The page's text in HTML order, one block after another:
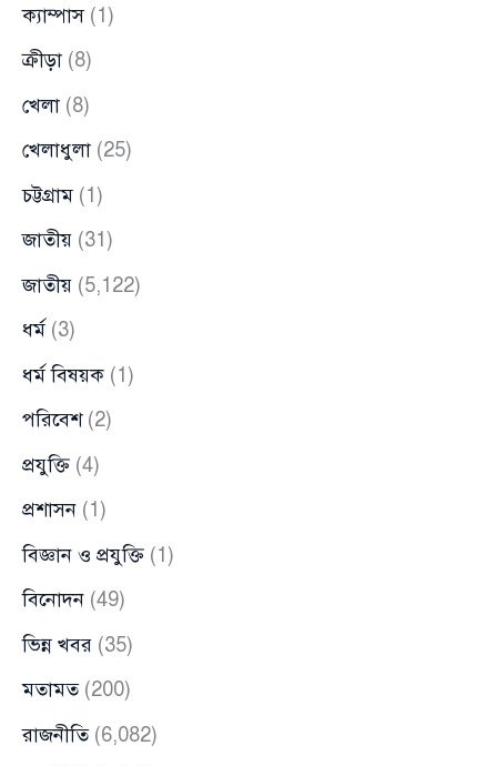
ক্যাম্পাস(1)
ক্রীড়া (8)
খেলা (8)
খেলাধুলা (25)
চট্টগ্রাম (1)
জাতীয় (31)
জাতীয় (5,122)
ধর্ম (3)
ধর্ম বিষয়ক (1)
পরিবেশ(2)
প্রযুক্তি (4)
প্রশাসন (1)
বিজ্ঞান ও প্রযুক্তি (1)
বিনোদন (49)
ভিন্ন খবর (35)
মতামত(200)
রাজনীতি(6,082)